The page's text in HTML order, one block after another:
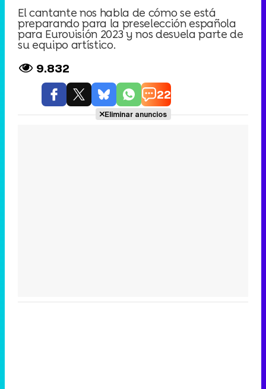
El cantante nos habla de cómo se está
preparando para la preselección española
para Eurovisión 2023 y nos desvela parte de
su equipo artístico.
9.832
22
Eliminar anuncios